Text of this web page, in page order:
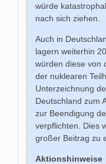
würde
nach sich ziehen.
Auch in
lagern weiterhin
würden diese von
der nuklearen
Unterzeichnung
Deutschland zum
zur Beendigung
verpflichten. Dies
großer Beitrag zu
Aktionshinweise